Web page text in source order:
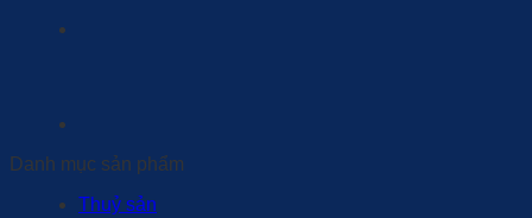
Danh mục sản phẩm
Thuỷ sản